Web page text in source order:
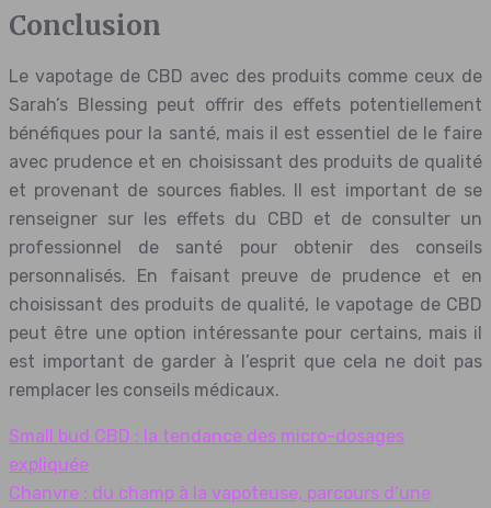
Conclusion
Le vapotage de CBD avec des produits comme ceux de
Sarah’s Blessing peut offrir des effets potentiellement
bénéfiques pour la santé, mais il est essentiel de le faire
avec prudence et en choisissant des produits de qualité
et provenant de sources fiables. Il est important de se
renseigner sur les effets du CBD et de consulter un
professionnel de santé pour obtenir des conseils
personnalisés. En faisant preuve de prudence et en
choisissant des produits de qualité, le vapotage de CBD
peut être une option intéressante pour certains, mais il
est important de garder à l’esprit que cela ne doit pas
remplacer les conseils médicaux.
Small bud CBD : la tendance des micro-dosages
expliquée
Chanvre : du champ à la vapoteuse, parcours d’une